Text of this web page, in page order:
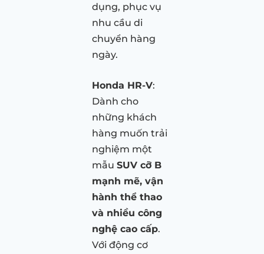
dụng, phục vụ
nhu cầu di
chuyển hàng
ngày.
Honda HR-V:
Dành cho
những khách
hàng muốn trải
nghiệm một
mẫu SUV cỡ B
mạnh mẽ, vận
hành thể thao
và nhiều công
nghệ cao cấp.
Với động cơ